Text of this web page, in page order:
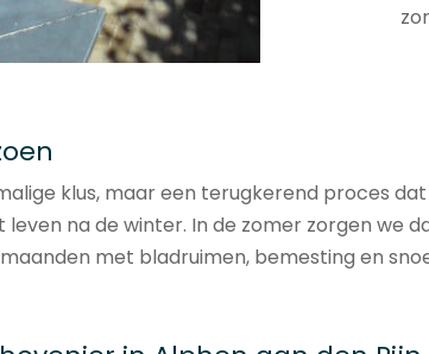
klus, maar een terugkerend proces
na de winter. In de zomer zorgen we
met bladruimen, bemesting en